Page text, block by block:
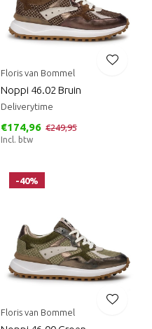
Floris van Bommel
Noppi 46.02 Bruin
Deliverytime
€174,96 €249,95
Incl. btw
-40%
Floris van Bommel